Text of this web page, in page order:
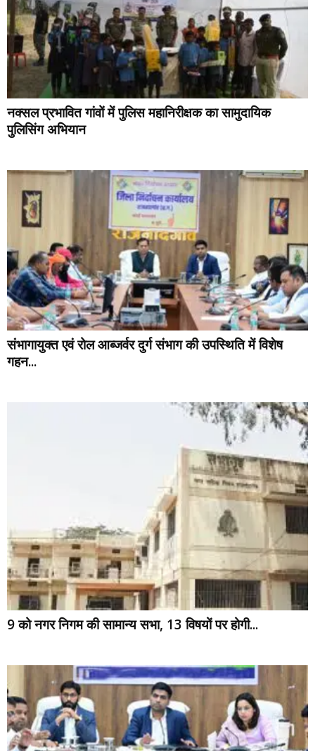
नक्सल प्रभावित गांवों में पुलिस महानिरीक्षक का सामुदायिक
पुलिसिंग अभियान
संभागायुक्त एवं रोल आब्जर्वर दुर्ग संभाग की उपस्थिति में विशेष
गहन...
9 को नगर निगम की सामान्य सभा, 13 विषयों पर होगी...